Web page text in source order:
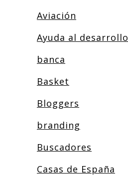
Aviación
Ayuda al desarrollo
banca
Basket
Bloggers
branding
Buscadores
Casas de España